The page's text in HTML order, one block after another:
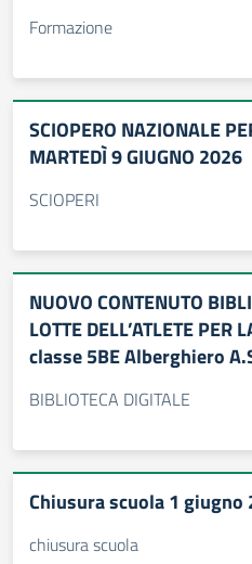
Formazione
SCIOPERO NAZIONALE
MARTEDÌ 9 GIUGNO 2026
SCIOPERI
NUOVO CONTENUTO
LOTTE DELL’ATLETE PER
classe 5BE Alberghiero
BIBLIOTECA DIGITALE
Chiusura scuola 1 giugno
chiusura scuola